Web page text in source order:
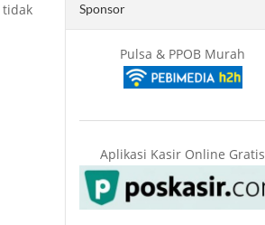
Sponsor
Pulsa & PPOB Murah
Aplikasi Kasir Online Gratis